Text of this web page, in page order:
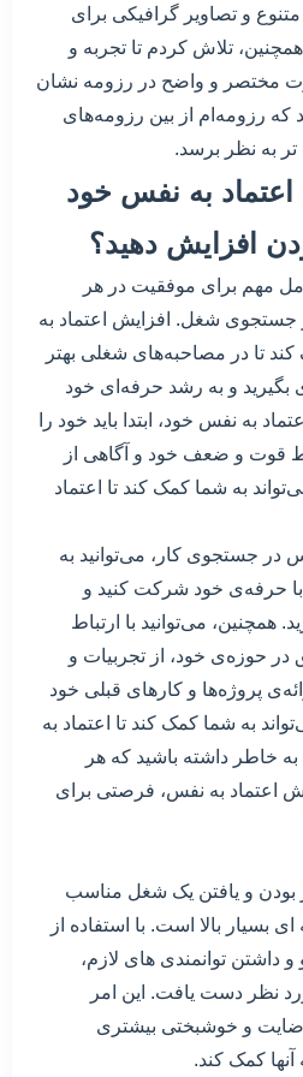
و تصاویر گرافیکی برای
تلاش کردم تا تجربه و
مختصر و واضح در رزومه نشان
که رزومه‌ام از بین رزومه‌های
به نظر برسد.
اعتماد به نفس خود
افزایش دهید؟
مهم برای موفقیت در هر
جستجوی شغل. افزایش اعتماد به
تا در مصاحبه‌های شغلی بهتر
بگیرید و به رشد حرفه‌ای خود
به نفس خود، ابتدا باید خود را
قوت و ضعف خود و آگاهی از
به شما کمک کند تا اعتماد
در جستجوی کار، می‌توانید به
حرفه‌ی خود شرکت کنید و
همچنین، می‌توانید با ارتباط
در حوزه‌ی خود، از تجربیات و
پروژه‌ها و کارهای قبلی خود
به شما کمک کند تا اعتماد به
خاطر داشته باشید که هر
اعتماد به نفس، فرصتی برای
بودن و یافتن یک شغل مناسب
بالا است. با استفاده از
توانمندی های لازم،
نظر دست یافت. این امر
و خوشبختی بیشتری
کمک کند.